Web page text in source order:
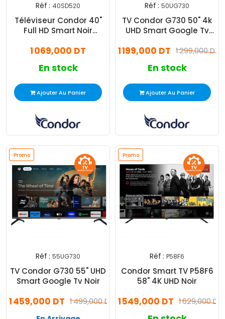
Réf : 40SD520
Téléviseur Condor 40"
Full HD Smart Noir
1 069,000 DT
En stock
Ajouter Au Panier
Réf : 50UG730
TV Condor G730 50" 4k
UHD Smart Google Tv
1 299,000 DT
1 199,000 DT
En stock
Ajouter Au Panier
Promo
Réf : 55UG730
TV Condor G730 55" UHD
Smart Google Tv Noir
1 499,000 DT
1 459,000 DT
Promo
Réf : P58F6
Condor Smart TV P58F6
58" 4K UHD Noir
1 629,000 DT
1 549,000 DT